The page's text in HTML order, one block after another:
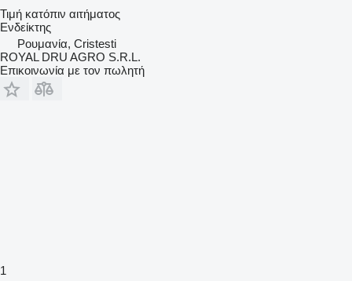
Τιμή κατόπιν αιτήματος
Ενδείκτης
Ρουμανία, Cristesti
ROYAL DRU AGRO S.R.L.
Επικοινωνία με τον πωλητή
1